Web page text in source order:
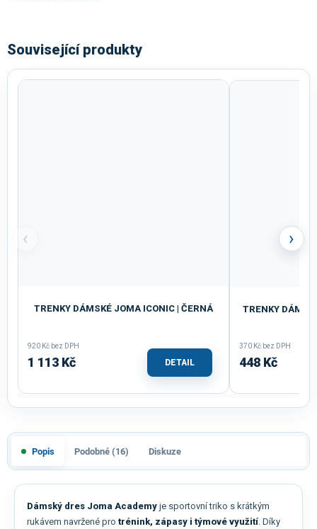
Související produkty
‹
TRENKY DÁMSKÉ JOMA ICONIC | ČERNÁ
920 Kč bez DPH
1 113 Kč DETAIL
TRENKY
370 Kč bez DPH
448 Kč
›
Popis Podobné (16) Diskuze
Dámský dres Joma Academy je sportovní triko s krátkým
rukávem navržené pro trénink, zápasy i týmové využití. Díky